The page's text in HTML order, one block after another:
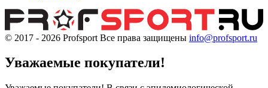
© 2017 - 2026 Profsport Все права защищены info@profsport.ru
Уважаемые покупатели!